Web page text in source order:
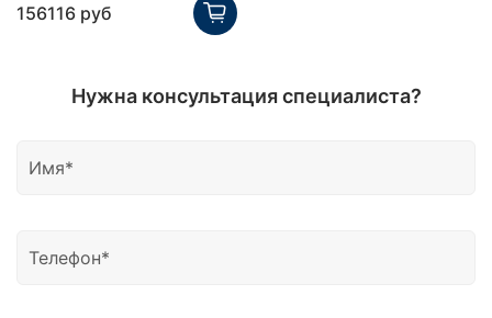
156116 руб
Нужна консультация специалиста?